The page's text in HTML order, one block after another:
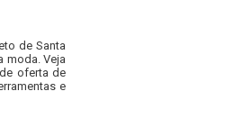
de Santa
moda. Veja
oferta de
e